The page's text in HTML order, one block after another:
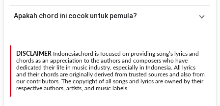
kebutuhan.
Transpose (bawah)untuk menurunkan nada. Seluruh chord akan
Apakah chord ini cocok untuk pemula?
dipelajari oleh pemula tanpa menghilangkan struktur dasar lagu.
DISCLAIMER Indonesiachord is focused on providing song’s lyrics and
chords as an appreciation to the authors and composers who have
dedicated their life in music industry, especially in Indonesia. All lyrics
and their chords are originally derived from trusted sources and also from
our contributors. The copyright of all songs and lyrics are owned by their
respective authors, artists, and music labels.